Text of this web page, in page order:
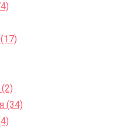
(34)